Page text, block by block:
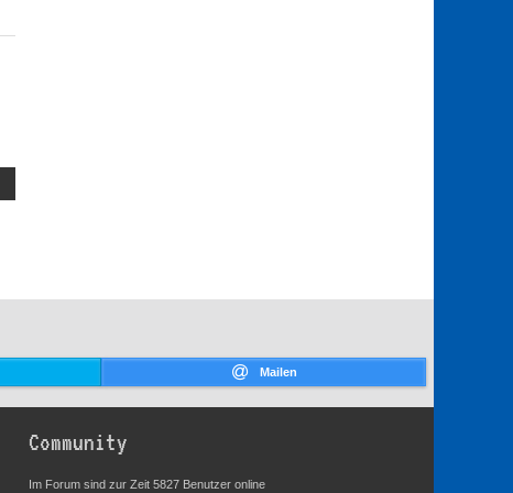
Mailen
Community
Im Forum sind zur Zeit 5827 Benutzer online